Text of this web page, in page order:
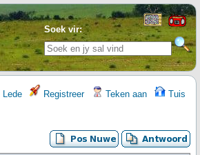
Soek vir:
Lede Registreer Teken aan Tuis